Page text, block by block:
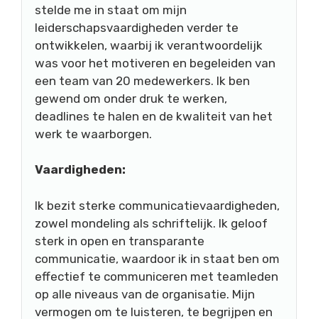
stelde me in staat om mijn
leiderschapsvaardigheden verder te
ontwikkelen, waarbij ik verantwoordelijk
was voor het motiveren en begeleiden van
een team van 20 medewerkers. Ik ben
gewend om onder druk te werken,
deadlines te halen en de kwaliteit van het
werk te waarborgen.
Vaardigheden:
Ik bezit sterke communicatievaardigheden,
zowel mondeling als schriftelijk. Ik geloof
sterk in open en transparante
communicatie, waardoor ik in staat ben om
effectief te communiceren met teamleden
op alle niveaus van de organisatie. Mijn
vermogen om te luisteren, te begrijpen en